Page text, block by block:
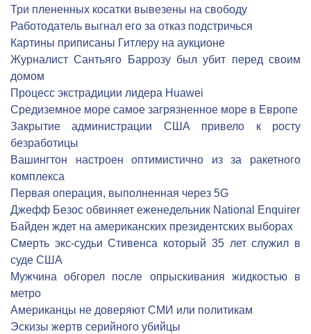
Три плененных косатки вывезены на свободу
Работодатель выгнал его за отказ подстричься
Картины приписаны Гитлеру на аукционе
Журналист Сантьяго Баррозу был убит перед своим
домом
Процесс экстрадиции лидера Huawei
Средиземное море самое загрязненное море в Европе
Закрытие администрации США привело к росту
безработицы
Вашингтон настроен оптимистично из за ракетного
комплекса
Первая операция, выполненная через 5G
Джефф Безос обвиняет еженедельник National Enquirer
Байден ждет на американских президентских выборах
Смерть экс-судьи Стивенса который 35 лет служил в
суде США
Мужчина обгорел после опрыскивания жидкостью в
метро
Американцы не доверяют СМИ или политикам
Эскизы жертв серийного убийцы